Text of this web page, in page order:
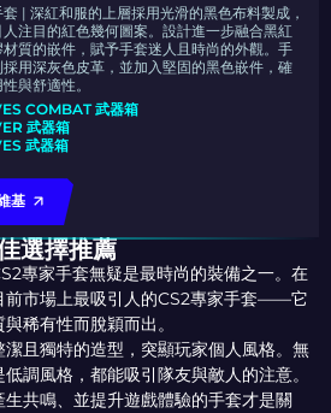
| 深紅和服的上層採用光滑的黑色布料製成，
人注目的紅色幾何圖案。設計進一步融合黑紅
材質的嵌件，賦予手套迷人且時尚的外觀。手
採用深灰色皮革，並加入堅固的黑色嵌件，確
與舒適性。
COMBAT 武器箱
武器箱
武器箱
基
選擇推薦
專家手套無疑是最時尚的裝備之一。在
前市場上最吸引人的CS2專家手套——它
稀有性而脫穎而出。
且獨特的造型，突顯玩家個人風格。無
調風格，都能吸引隊友與敵人的注意。
共鳴、並提升遊戲體驗的手套才是關